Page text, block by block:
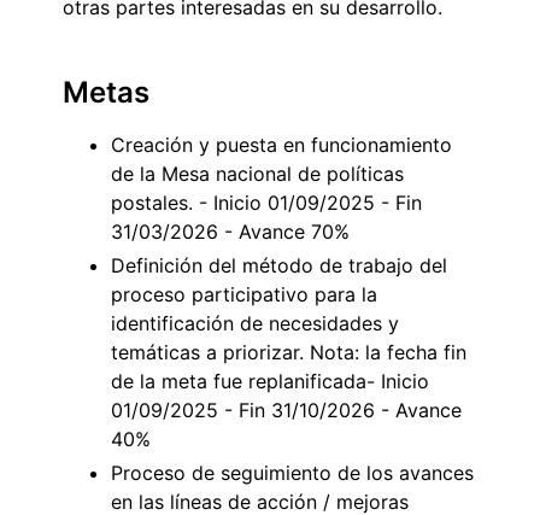
otras partes interesadas en su desarrollo.
Metas
Creación y puesta en funcionamiento
de la Mesa nacional de políticas
postales. - Inicio 01/09/2025 - Fin
31/03/2026 - Avance 70%
Definición del método de trabajo del
proceso participativo para la
identificación de necesidades y
temáticas a priorizar. Nota: la fecha fin
de la meta fue replanificada- Inicio
01/09/2025 - Fin 31/10/2026 - Avance
40%
Proceso de seguimiento de los avances
en las líneas de acción / mejoras